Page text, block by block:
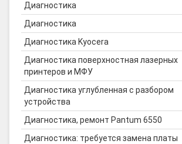
Диагностика
Диагностика
Диагностика Kyocera
Диагностика поверхностная лазерных
принтеров и МФУ
Диагностика углубленная с разбором
устройства
Диагностика, ремонт Pantum 6550
Диагностика: требуется замена платы